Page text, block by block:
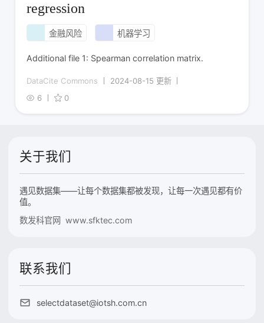
regression
金融风险 机器学习
Additional file 1: Spearman correlation matrix.
DataCite Commons
2024-08-15 更新
6
0
关于我们
遇见数据集——让每个数据集都被发现，让每一次遇见都有价
值。
数发科官网 www.sfktec.com
联系我们
selectdataset@iotsh.com.cn